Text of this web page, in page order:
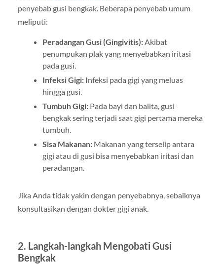
penyebab gusi bengkak. Beberapa penyebab umum
meliputi:
Peradangan Gusi (Gingivitis):Akibat
penumpukan plak yang menyebabkan iritasi
pada gusi.
Infeksi Gigi:Infeksi pada gigi yang meluas
hingga gusi.
Tumbuh Gigi:Pada bayi dan balita, gusi
bengkak sering terjadi saat gigi pertama mereka
tumbuh.
Sisa Makanan:Makanan yang terselip antara
gigi atau di gusi bisa menyebabkan iritasi dan
peradangan.
Jika Anda tidak yakin dengan penyebabnya, sebaiknya
konsultasikan dengan dokter gigi anak.
2. Langkah-langkah Mengobati Gusi
Bengkak